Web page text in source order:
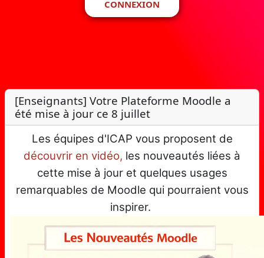
CONNEXION
[Enseignants] Votre Plateforme Moodle a
été mise à jour ce 8 juillet
Les équipes d'ICAP vous proposent de
découvrir en vidéo, les nouveautés liées à
cette mise à jour et quelques usages
remarquables de Moodle qui pourraient vous
inspirer.